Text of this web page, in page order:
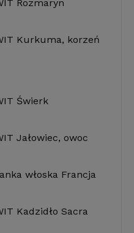
korzeń
owoc
Francja
Sacra